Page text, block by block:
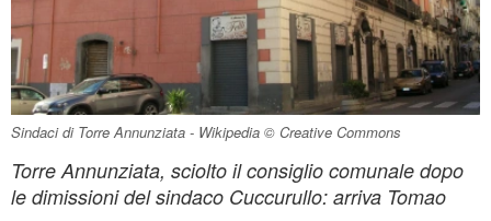
Sindaci di Torre Annunziata - Wikipedia © Creative Commons
Torre Annunziata, sciolto il consiglio comunale dopo
le dimissioni del sindaco Cuccurullo: arriva Tomao